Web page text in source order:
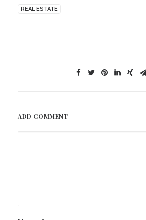
REAL ESTATE
ADD COMMENT